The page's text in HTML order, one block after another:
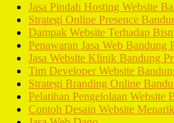
Jasa Pindah Hosting Website
Strategi Online Presence
Dampak Website Terhadap
Penawaran Jasa Web Bandung
Jasa Website Klinik Bandung
Tim Developer Website
Strategi Branding Online
Pelatihan Pengelolaan Website
Contoh Desain Website